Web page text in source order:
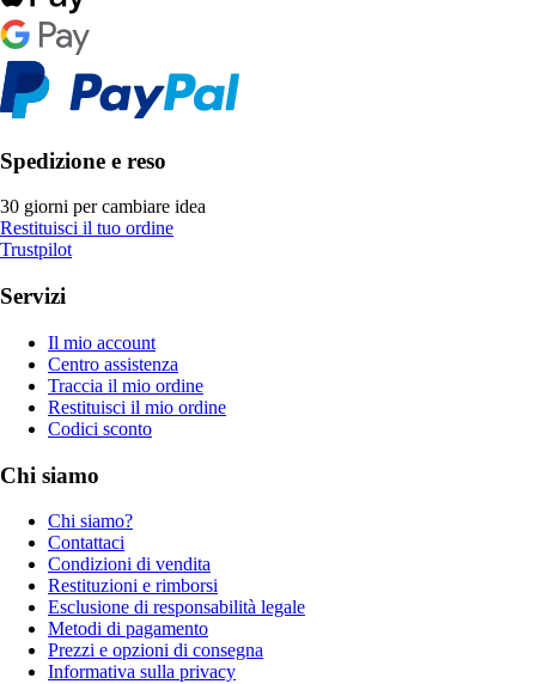
Spedizione e reso
30 giorni per cambiare idea
Restituisci il tuo ordine
Trustpilot
Servizi
Il mio account
Centro assistenza
Traccia il mio ordine
Restituisci il mio ordine
Codici sconto
Chi siamo
Chi siamo?
Contattaci
Condizioni di vendita
Restituzioni e rimborsi
Esclusione di responsabilità legale
Metodi di pagamento
Prezzi e opzioni di consegna
Informativa sulla privacy